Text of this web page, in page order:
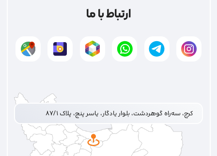
ارتباط با ما
کرج، سه‌راه گوهردشت، بلوار یادگار، یاسر پنج، پلاک ۸۷/۱